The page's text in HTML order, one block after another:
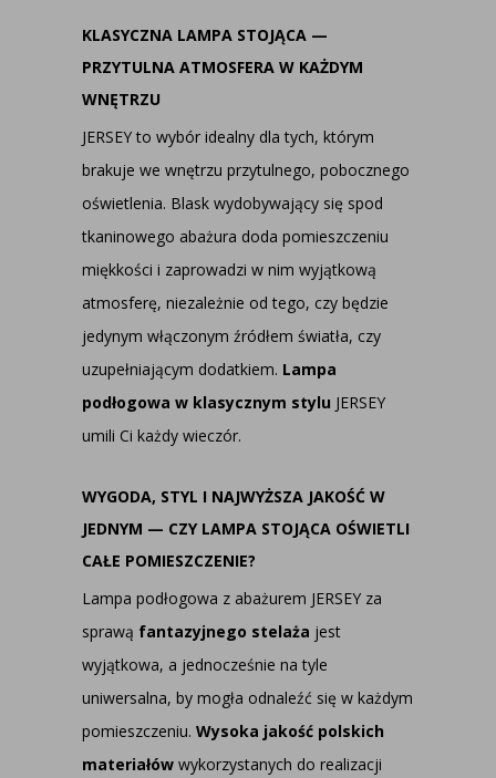
KLASYCZNA LAMPA STOJĄCA —
PRZYTULNA ATMOSFERA W KAŻDYM
WNĘTRZU
JERSEY to wybór idealny dla tych, którym
brakuje we wnętrzu przytulnego, pobocznego
oświetlenia. Blask wydobywający się spod
tkaninowego abażura doda pomieszczeniu
miękkości i zaprowadzi w nim wyjątkową
atmosferę, niezależnie od tego, czy będzie
jedynym włączonym źródłem światła, czy
uzupełniającym dodatkiem. Lampa
podłogowa w klasycznym stylu JERSEY
umili Ci każdy wieczór.
WYGODA, STYL I NAJWYŻSZA JAKOŚĆ W
JEDNYM — CZY LAMPA STOJĄCA OŚWIETLI
CAŁE POMIESZCZENIE?
Lampa podłogowa z abażurem JERSEY za
sprawą fantazyjnego stelaża jest
wyjątkowa, a jednocześnie na tyle
uniwersalna, by mogła odnaleźć się w każdym
pomieszczeniu. Wysoka jakość polskich
materiałów wykorzystanych do realizacji